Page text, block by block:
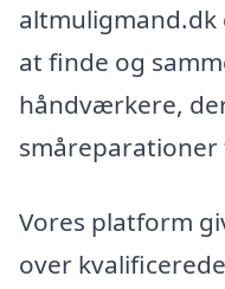
at finde og
håndværkere,
Vores platform
over